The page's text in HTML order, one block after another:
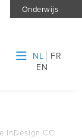
Onderwijs
NL
FR
EN
InDesign CC